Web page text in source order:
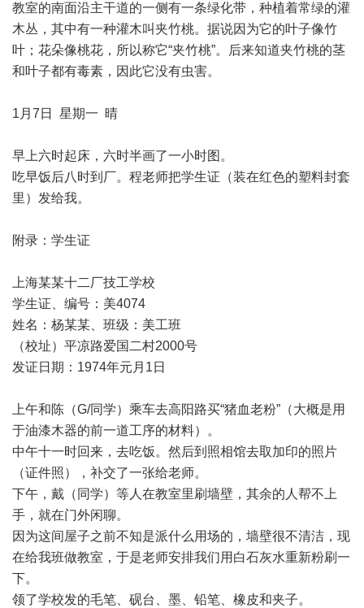
教室的南面沿主干道的一侧有一条绿化带，种植着常绿的灌
木丛，其中有一种灌木叫夹竹桃。据说因为它的叶子像竹
叶；花朵像桃花，所以称它“夹竹桃”。后来知道夹竹桃的茎
和叶子都有毒素，因此它没有虫害。
1月7日 星期一 晴
早上六时起床，六时半画了一小时图。
吃早饭后八时到厂。程老师把学生证（装在红色的塑料封套
里）发给我。
附录：学生证
上海某某十二厂技工学校
学生证、编号：美4074
姓名：杨某某、班级：美工班
（校址）平凉路爱国二村2000号
发证日期：1974年元月1日
上午和陈（G/同学）乘车去高阳路买“猪血老粉”（大概是用
于油漆木器的前一道工序的材料）。
中午十一时回来，去吃饭。然后到照相馆去取加印的照片
（证件照），补交了一张给老师。
下午，戴（同学）等人在教室里刷墙壁，其余的人帮不上
手，就在门外闲聊。
因为这间屋子之前不知是派什么用场的，墙壁很不清洁，现
在给我班做教室，于是老师安排我们用白石灰水重新粉刷一
下。
领了学校发的毛笔、砚台、墨、铅笔、橡皮和夹子。